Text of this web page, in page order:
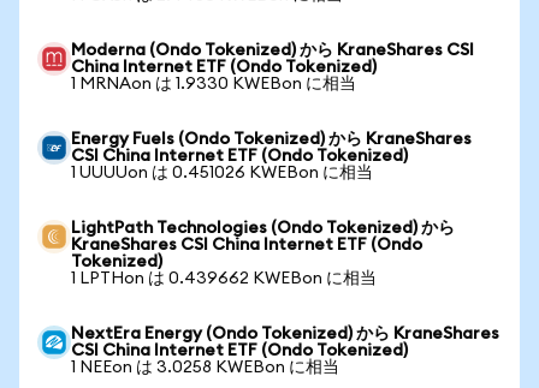
Moderna (Ondo Tokenized) から KraneShares CSI
China Internet ETF (Ondo Tokenized)
1 MRNAon は 1.9330 KWEBon に相当
Energy Fuels (Ondo Tokenized) から KraneShares
CSI China Internet ETF (Ondo Tokenized)
1 UUUUon は 0.451026 KWEBon に相当
LightPath Technologies (Ondo Tokenized) から
KraneShares CSI China Internet ETF (Ondo
Tokenized)
1 LPTHon は 0.439662 KWEBon に相当
NextEra Energy (Ondo Tokenized) から KraneShares
CSI China Internet ETF (Ondo Tokenized)
1 NEEon は 3.0258 KWEBon に相当